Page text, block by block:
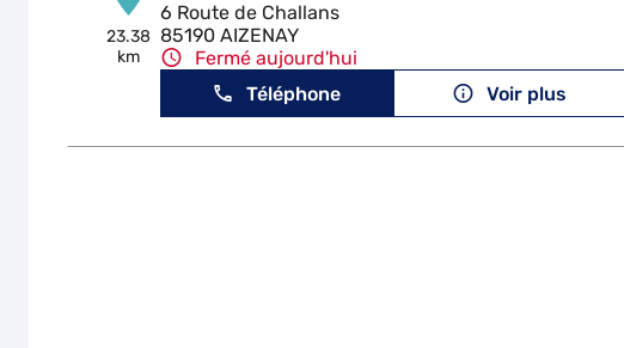
23.38
km
6 Route de Challans
85190 AIZENAY
Fermé aujourd'hui
Téléphone
Voir plus